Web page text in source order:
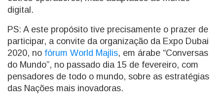
digital.
PS: A este propósito tive precisamente o prazer de
participar, a convite da organização da Expo Dubai
2020, no fórum World Majlis, em árabe “Conversas
do Mundo”, no passado dia 15 de fevereiro, com
pensadores de todo o mundo, sobre as estratégias
das Nações mais inovadoras.